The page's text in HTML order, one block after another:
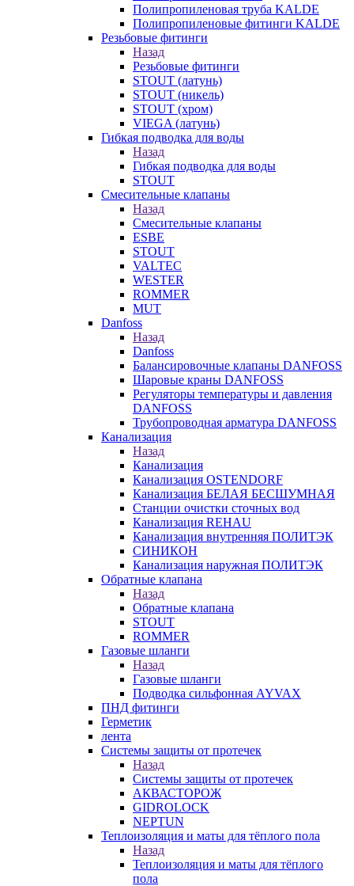
Полипропиленовая труба KALDE
Полипропиленовые фитинги KALDE
Резьбовые фитинги
Назад
Резьбовые фитинги
STOUT (латунь)
STOUT (никель)
STOUT (хром)
VIEGA (латунь)
Гибкая подводка для воды
Назад
Гибкая подводка для воды
STOUT
Смесительные клапаны
Назад
Смесительные клапаны
ESBE
STOUT
VALTEC
WESTER
ROMMER
MUT
Danfoss
Назад
Danfoss
Балансировочные клапаны DANFOSS
Шаровые краны DANFOSS
Регуляторы температуры и давления
DANFOSS
Трубопроводная арматура DANFOSS
Канализация
Назад
Канализация
Канализация OSTENDORF
Канализация БЕЛАЯ БЕСШУМНАЯ
Станции очистки сточных вод
Канализация REHAU
Канализация внутренняя ПОЛИТЭК
СИНИКОН
Канализация наружная ПОЛИТЭК
Обратные клапана
Назад
Обратные клапана
STOUT
ROMMER
Газовые шланги
Назад
Газовые шланги
Подводка сильфонная AYVAX
ПНД фитинги
Герметик
лента
Системы защиты от протечек
Назад
Системы защиты от протечек
АКВАСТОРОЖ
GIDROLOCK
NEPTUN
Теплоизоляция и маты для тёплого пола
Назад
Теплоизоляция и маты для тёплого
пола